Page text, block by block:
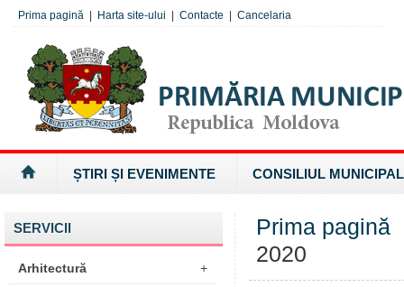
Prima pagină Harta site-ului Contacte Cancelaria
ȘTIRI ȘI EVENIMENTE CONSILIUL MUNICIPAL
SERVICII
Arhitectură +
Prima pagină
2020